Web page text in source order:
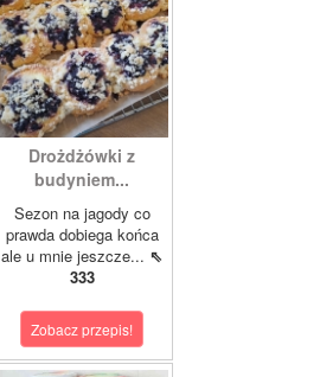
Drożdżówki z
budyniem...
Sezon na jagody co
prawda dobiega końca
ale u mnie jeszcze... ⇖
333
Zobacz przepis!